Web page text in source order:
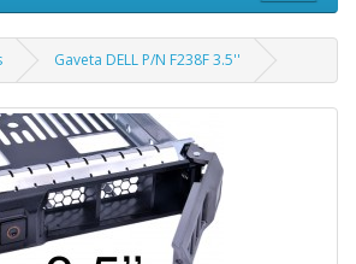
Gaveta DELL P/N F238F 3.5''